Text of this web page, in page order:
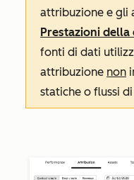
attribuzione e gli
Prestazioni della
fonti di dati
attribuzione non
statiche o flussi